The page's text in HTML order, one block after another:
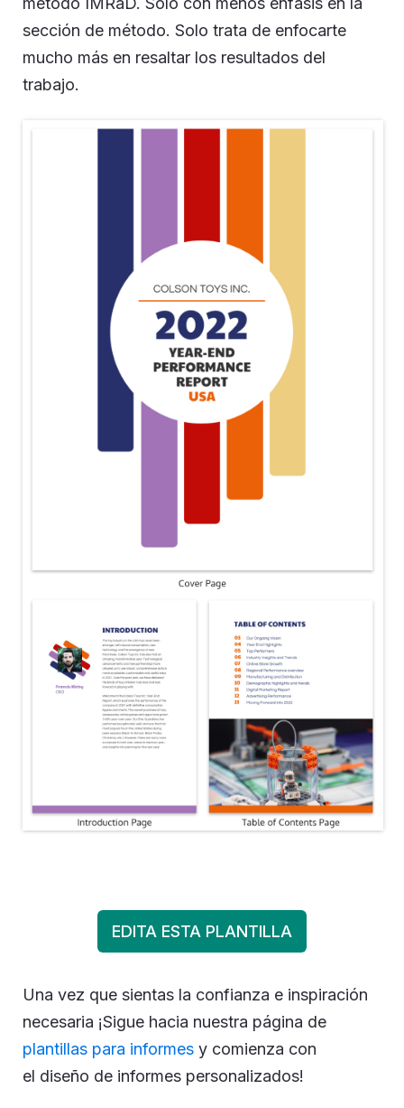
sección de método. Solo trata de enfocarte
mucho más en resaltar los resultados del
trabajo.
EDITA ESTA PLANTILLA
Una vez que sientas la confianza e inspiración
necesaria ¡Sigue hacia nuestra página de
plantillas para informes y comienza con
el diseño de informes personalizados!